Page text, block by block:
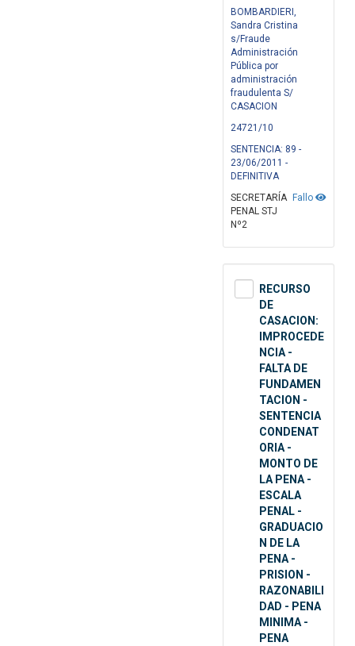
BOMBARDIERI,
Sandra Cristina
s/Fraude
Administración
Pública por
administración
fraudulenta S/
CASACION
24721/10
SENTENCIA: 89 -
23/06/2011 -
DEFINITIVA
Fallo
SECRETARÍA
PENAL STJ
Nº2
RECURSO
DE
CASACION:
IMPROCEDE
NCIA -
FALTA DE
FUNDAMEN
TACION -
SENTENCIA
CONDENAT
ORIA -
MONTO DE
LA PENA -
ESCALA
PENAL -
GRADUACIO
N DE LA
PENA -
PRISION -
RAZONABILI
DAD - PENA
MINIMA -
PENA